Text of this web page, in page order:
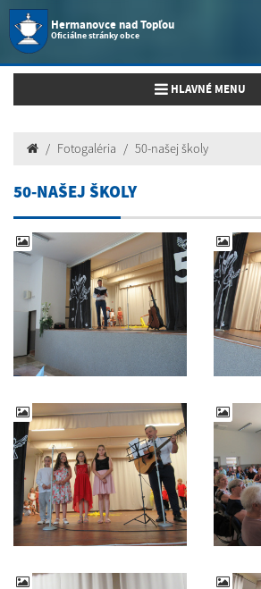
Hermanovce nad Topľou
Oficiálne stránky obce
Toggle navigation
HLAVNÉ MENU
Fotogaléria 50-našej školy
50-NAŠEJ ŠKOLY